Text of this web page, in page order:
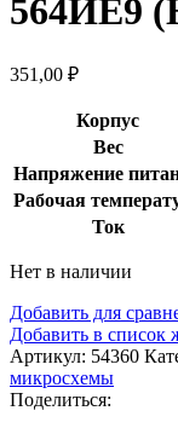
564ИЕ9
351,00 ₽
Корпус
Вес
Напряжение
Рабочая
Ток
Нет в наличии
Добавить для
Добавить в список
Артикул: 54360
микросхемы
Поделиться: